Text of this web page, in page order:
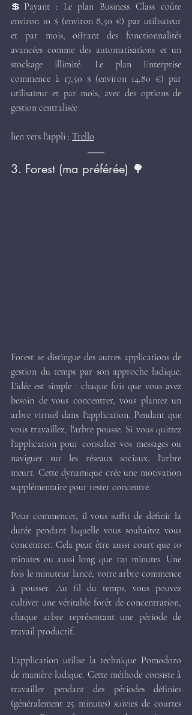
💲Payant : Le plan Business Class coûte
environ 10 $ (environ 8,50 €) par utilisateur
et par mois, offrant des fonctionnalités
avancées comme des automatisations et un
stockage illimité. Le plan Enterprise
commence à 17,50 $ (environ 14,80 €) par
utilisateur et par mois, avec des options de
gestion centralisée​
lien vers l'appli : Trello
3. Forest (ma préférée) 🌳
Forest se distingue des autres applications de
gestion du temps par son approche ludique.
L'idée est simple : chaque fois que vous avez
besoin de vous concentrer, vous plantez un
arbre virtuel dans l'application. Pendant que
vous travaillez, l'arbre pousse. Si vous quittez
l'application pour consulter vos messages ou
naviguer sur les réseaux sociaux, l'arbre
meurt. Cette dynamique crée une motivation
supplémentaire pour rester concentré.
Pour commencer, il vous suffit de définir la
durée pendant laquelle vous souhaitez vous
concentrer. Cela peut être aussi court que 10
minutes ou aussi long que 120 minutes. Une
fois le minuteur lancé, votre arbre commence
à pousser. Au fil du temps, vous pouvez
cultiver une véritable forêt de concentration,
chaque arbre représentant une période de
travail productif.
L'application utilise la technique Pomodoro
de manière ludique. Cette méthode consiste à
travailler pendant des périodes définies
(généralement 25 minutes) suivies de courtes